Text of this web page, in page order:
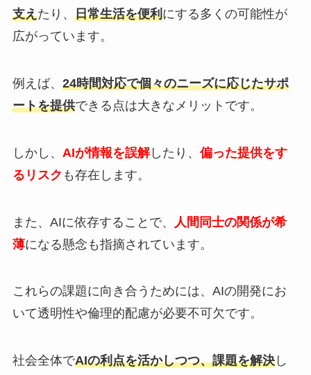
支えたり、 日常生活を便利にする多くの可能性が
広がっています。
例えば、 24時間対応で個々のニーズに応じたサポ
ートを提供できる点は大きなメリットです。
しかし、 AIが情報を誤解したり、 偏った提供をす
るリスク も存在します。
また、AIに依存することで、
人間同士の関係が希
薄になる懸念も指摘されています。
これらの課題に向き合うためには、AIの開発にお
いて透明性や倫理的配慮が必要不可欠です。
社会全体でAIの利点を活かしつつ、課題を解決し